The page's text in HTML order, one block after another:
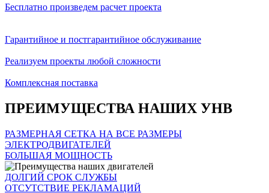
Бесплатно произведем расчет проекта
Гарантийное и постгарантийное обслуживание
Реализуем проекты любой сложности
Комплексная поставка
ПРЕИМУЩЕСТВА НАШИХ УНВ
РАЗМЕРНАЯ СЕТКА НА ВСЕ РАЗМЕРЫ
ЭЛЕКТРОДВИГАТЕЛЕЙ
БОЛЬШАЯ МОЩНОСТЬ
ДОЛГИЙ СРОК СЛУЖБЫ
ОТСУТСТВИЕ РЕКЛАМАЦИЙ